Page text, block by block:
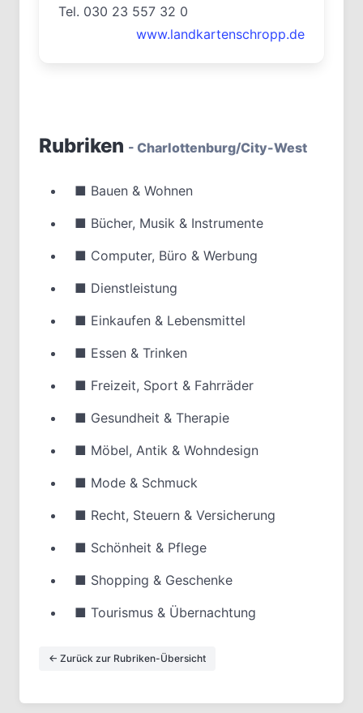
Rubriken - Charlottenburg/City-West
■ Bauen & Wohnen
■ Bücher, Musik & Instrumente
■ Computer, Büro & Werbung
■ Dienstleistung
■ Einkaufen & Lebensmittel
■ Essen & Trinken
■ Freizeit, Sport & Fahrräder
■ Gesundheit & Therapie
■ Möbel, Antik & Wohndesign
■ Mode & Schmuck
■ Recht, Steuern & Versicherung
■ Schönheit & Pflege
■ Shopping & Geschenke
■ Tourismus & Übernachtung
← Zurück zur Rubriken-Übersicht
Tel. 030 23 557 32 0
www.landkartenschropp.de